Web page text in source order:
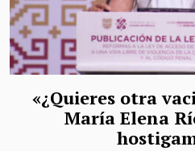
«¿Quieres otra
María Elena